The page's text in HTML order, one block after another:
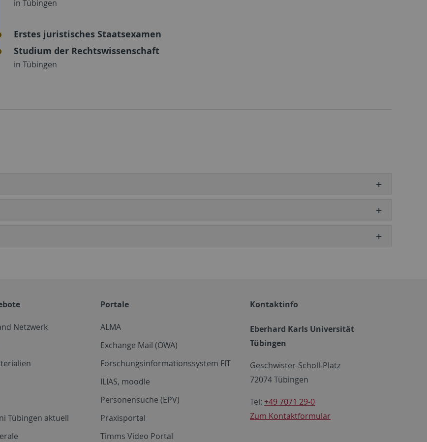
in Tübingen
Erstes juristisches Staatsexamen
Studium der Rechtswissenschaft
in Tübingen
Netzwerk
Tübingen aktuell
Portale
ALMA
Exchange Mail (OWA)
Forschungsinformationssystem FIT
ILIAS, moodle
Personensuche (EPV)
Praxisportal
Timms Video Portal
Kontaktinfo
Eberhard Karls Universität
Tübingen
Geschwister-Scholl-Platz
72074 Tübingen
Tel: +49 7071 29-0
Zum Kontaktformular